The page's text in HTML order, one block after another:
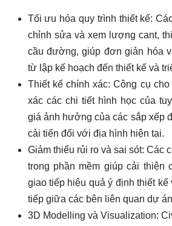
Tối ưu hóa quy trình thiết kế:
chỉnh sửa và xem lượng cant,
cầu đường, giúp đơn giản hóa
từ lập kế hoạch đến thiết kế và
Thiết kế chính xác: Công cụ
xác các chi tiết hình học của
giá ảnh hưởng của các sắp xếp
cải tiến đối với địa hình hiện tại.
Giảm thiểu rủi ro và sai sót: Các
trong phần mềm giúp cải thiện
giao tiếp hiệu quả ý định thiết
tiếp giữa các bên liên quan dự
3D Modelling và Visualization: